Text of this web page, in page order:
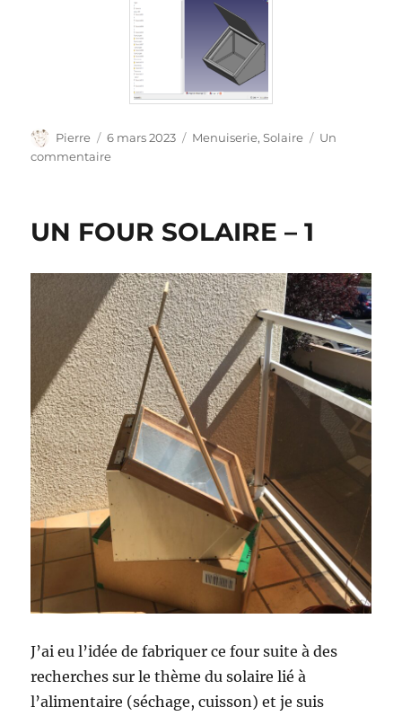
Auteur
Pierre
Publié
le
6 mars 2023 Catégories
Menuiserie,Solaire
Un
commentairesur
–
UN FOUR SOLAIRE – 1
J’ai eu l’idée de fabriquer ce four suite à des
recherches sur le thème du solaire lié à
l’alimentaire (séchage, cuisson) et je suis